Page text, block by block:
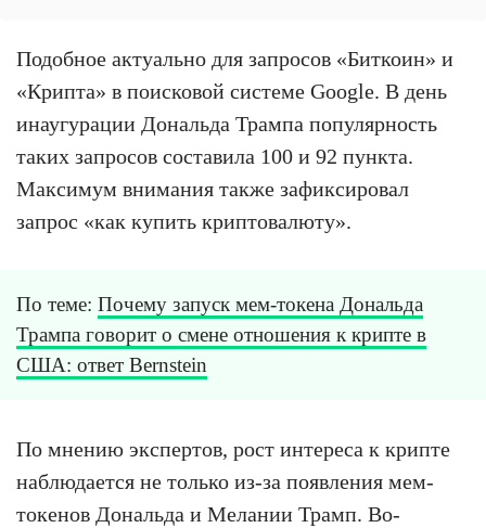
Подобное актуально для запросов «Биткоин» и
«Крипта» в поисковой системе Google. В день
инаугурации Дональда Трампа популярность
таких запросов составила 100 и 92 пункта.
Максимум внимания также зафиксировал
запрос «как купить криптовалюту».
По теме: Почему запуск мем-токена Дональда
Трампа говорит о смене отношения к крипте в
США: ответ Bernstein
По мнению экспертов, рост интереса к крипте
наблюдается не только из-за появления мем-
токенов Дональда и Мелании Трамп. Во-